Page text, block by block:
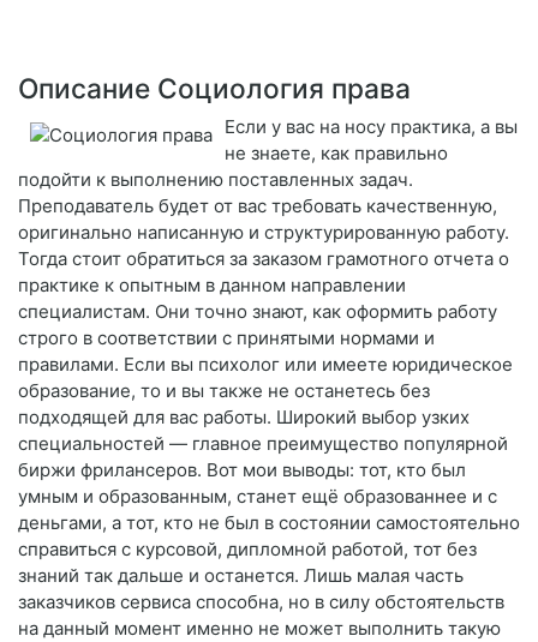
Описание Социология права
Если у вас на носу практика, а вы
не знаете, как правильно
подойти к выполнению поставленных задач.
Преподаватель будет от вас требовать качественную,
оригинально написанную и структурированную работу.
Тогда стоит обратиться за заказом грамотного отчета о
практике к опытным в данном направлении
специалистам. Они точно знают, как оформить работу
строго в соответствии с принятыми нормами и
правилами. Если вы психолог или имеете юридическое
образование, то и вы также не останетесь без
подходящей для вас работы. Широкий выбор узких
специальностей — главное преимущество популярной
биржи фрилансеров. Вот мои выводы: тот, кто был
умным и образованным, станет ещё образованнее и с
деньгами, а тот, кто не был в состоянии самостоятельно
справиться с курсовой, дипломной работой, тот без
знаний так дальше и останется. Лишь малая часть
заказчиков сервиса способна, но в силу обстоятельств
на данный момент именно не может выполнить такую